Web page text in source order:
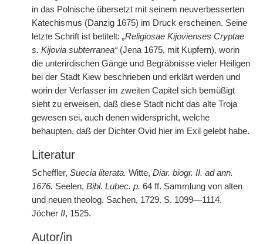
in das Polnische übersetzt mit seinem neuverbesserten
Katechismus (Danzig 1675) im Druck erscheinen. Seine
letzte Schrift ist betitelt: „Religiosae Kijovienses Cryptae
s. Kijovia subterranea“(Jena 1675, mit Kupfern), worin
die unterirdischen Gänge und Begräbnisse vieler Heiligen
bei der Stadt Kiew beschrieben und erklärt werden und
worin der Verfasser im zweiten Capitel sich bemüßigt
sieht zu erweisen, daß diese Stadt nicht das alte Troja
gewesen sei, auch denen widerspricht, welche
behaupten, daß der Dichter Ovid hier im Exil gelebt habe.
Literatur
Scheffler, Suecia literata. Witte, Diar. biogr. II. ad ann.
1676. Seelen, Bibl. Lubec. p. 64 ff. Sammlung von alten
und neuen theolog. Sachen, 1729. S. 1099—1114.
Jöcher II, 1525.
Autor/in